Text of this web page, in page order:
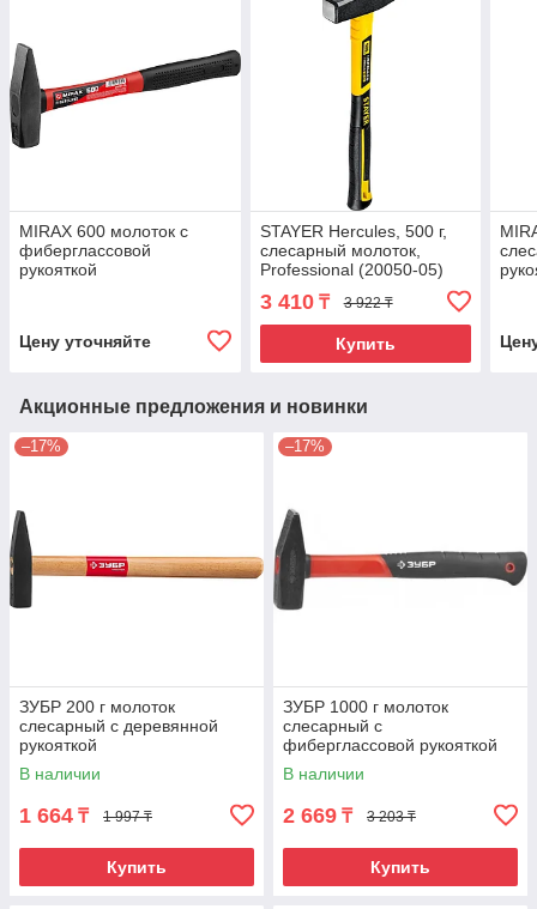
MIRAX 600 молоток с
фиберглассовой
рукояткой
Цену уточняйте
STAYER Hercules, 500 г,
слесарный молоток,
Professional (20050-05)
3 410₸ 3 922 ₸
Купить
Акционные предложения и новинки
–17%
ЗУБР 200 г молоток
слесарный с деревянной
рукояткой
В наличии
1 664 ₸ 1 997 ₸
Купить
–17%
ЗУБР 1000 г молоток
слесарный с
фиберглассовой рукояткой
В наличии
2 669 ₸ 3 203 ₸
Купить